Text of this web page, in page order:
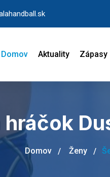
Domov Aktuality Zápasy
Domov Ženy